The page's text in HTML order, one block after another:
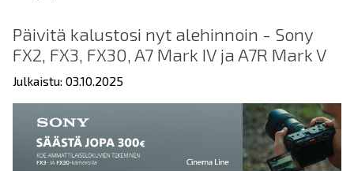
Päivitä kalustosi nyt alehinnoin - Sony
FX2, FX3, FX30, A7 Mark IV ja A7R Mark V
Julkaistu: 03.10.2025